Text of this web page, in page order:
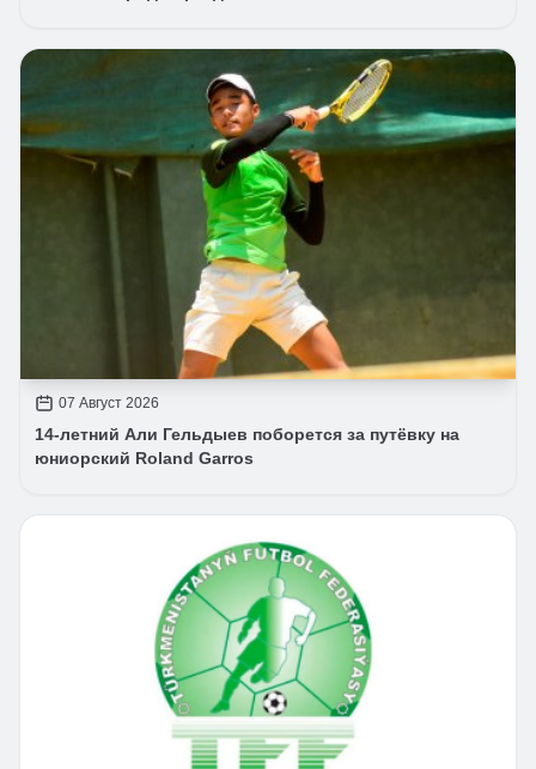
07 Август 2026
14-летний Али Гельдыев поборется за путёвку на
юниорский Roland Garros